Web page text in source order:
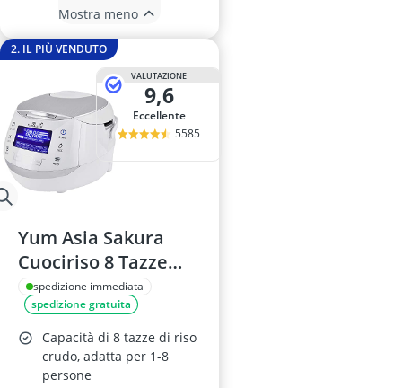
Mostra meno
2. IL PIÙ VENDUTO
VALUTAZIONE
9,6
Eccellente
5585
Yum Asia Sakura
Cuociriso 8 Tazze
con Ciotola in
Ceramica
spedizione immediata
spedizione gratuita
Capacità di 8 tazze di riso
crudo, adatta per 1-8
persone